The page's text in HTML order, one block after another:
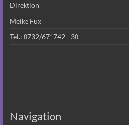
Direktion
Meike Fux
Tel.: 0732/671742 - 30
Navigation